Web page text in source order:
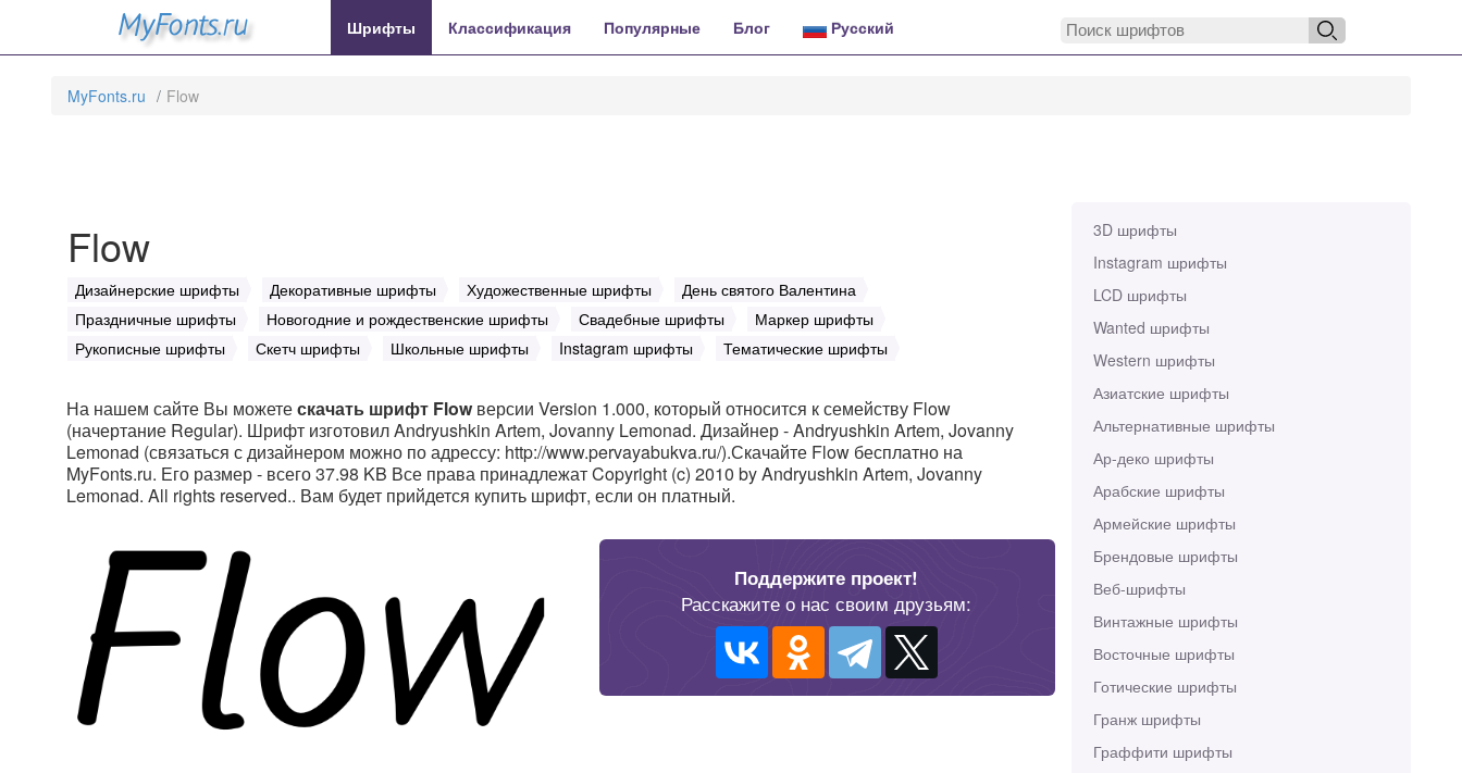
MyFonts.ru Шрифты Классификация Популярные Блог Русский
MyFonts.ru Flow
3D шрифты
Instagram шрифты
LCD шрифты
Wanted шрифты
Western шрифты
Азиатские шрифты
Альтернативные шрифты
Ар-деко шрифты
Арабские шрифты
Армейские шрифты
Брендовые шрифты
Веб-шрифты
Винтажные шрифты
Восточные шрифты
Готические шрифты
Гранж шрифты
Граффити шрифты
Flow
Дизайнерские шрифты Декоративные шрифты Художественные шрифты
День святого Валентина
Праздничные шрифты
Новогодние и рождественские шрифты Свадебные шрифты
Маркер шрифты
Рукописные шрифты
Скетч шрифты Школьные шрифты Instagram шрифты Тематические шрифты
На нашем сайте Вы можетескачать шрифт Flow версии Version 1.000, который относится к семейству Flow
(начертание Regular). Шрифт изготовил Andryushkin Artem, Jovanny Lemonad. Дизайнер - Andryushkin Artem, Jovanny
Lemonad (связаться с дизайнером можно по адрессу: http://www.pervayabukva.ru/).Скачайте Flow бесплатно на
MyFonts.ru. Его размер - всего 37.98 KB Все права принадлежат Copyright (c) 2010 by Andryushkin Artem, Jovanny
Lemonad. All rights reserved.. Вам будет прийдется купить шрифт, если он платный.
Поддержите проект!
Расскажите о нас своим друзьям: